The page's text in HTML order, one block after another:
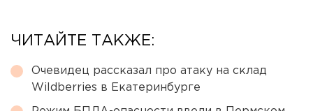
ЧИТАЙТЕ ТАКЖЕ:
Очевидец рассказал про атаку на склад
Wildberries в Екатеринбурге